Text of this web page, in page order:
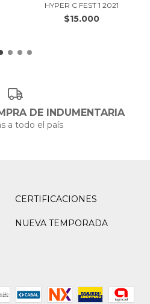
HYPER C FEST 1 2021
$15.000
DE INDUMENTARIA
a todo el país
CERTIFICACIONES
NUEVA TEMPORADA